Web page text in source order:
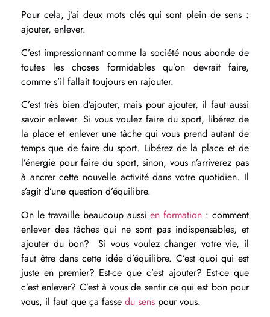
Pour cela, j’ai deux mots clés qui sont plein de sens :
ajouter, enlever.
C’est impressionnant comme la société nous abonde de
toutes les choses formidables qu’on devrait faire,
comme s’il fallait toujours en rajouter.
C’est très bien d’ajouter, mais pour ajouter, il faut aussi
savoir enlever. Si vous voulez faire du sport, libérez de
la place et enlever une tâche qui vous prend autant de
temps que de faire du sport. Libérez de la place et de
l’énergie pour faire du sport, sinon, vous n’arriverez pas
à ancrer cette nouvelle activité dans votre quotidien. Il
s’agit d’une question d’équilibre.
On le travaille beaucoup aussi en formation : comment
enlever des tâches qui ne sont pas indispensables, et
ajouter du bon? Si vous voulez changer votre vie, il
faut être dans cette idée d’équilibre. C’est quoi qui est
juste en premier? Est-ce que c’est ajouter? Est-ce que
c’est enlever? C’est à vous de sentir ce qui est bon pour
vous, il faut que ça fasse du sens pour vous.